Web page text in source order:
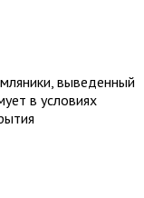
выведенный
в условиях